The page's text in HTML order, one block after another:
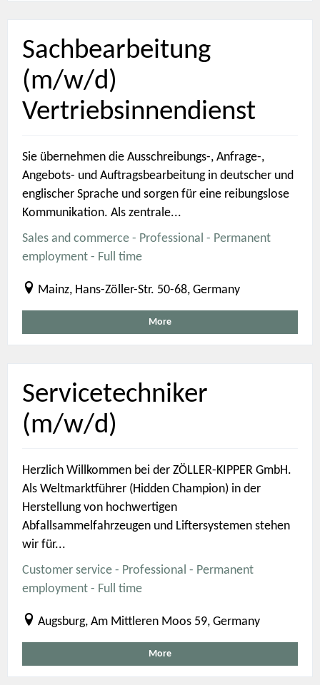
Sachbearbeitung
(m/w/d)
Vertriebsinnendienst
Sie übernehmen die Ausschreibungs-, Anfrage-,
Angebots- und Auftragsbearbeitung in deutscher und
englischer Sprache und sorgen für eine reibungslose
Kommunikation. Als zentrale...
Sales and commerce - Professional - Permanent
employment - Full time
Mainz, Hans-Zöller-Str. 50-68, Germany
More
Servicetechniker
(m/w/d)
Herzlich Willkommen bei der ZÖLLER-KIPPER GmbH.
Als Weltmarktführer (Hidden Champion) in der
Herstellung von hochwertigen
Abfallsammelfahrzeugen und Liftersystemen stehen
wir für...
Customer service - Professional - Permanent
employment - Full time
Augsburg, Am Mittleren Moos 59, Germany
More